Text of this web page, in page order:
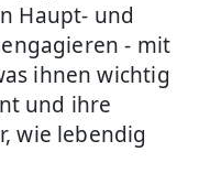
Haupt- und
- mit
ihnen wichtig
und ihre
wie lebendig